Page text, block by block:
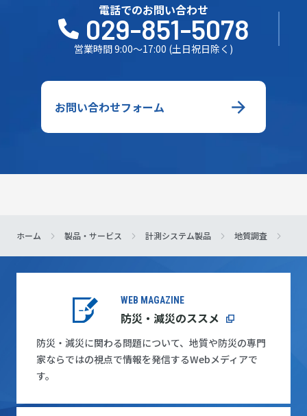
ホーム 製品・サービス 計測システム製品 地質調査
電話でのお問い合わせ
029-851-5078
営業時間 9:00～17:00 (土日祝日除く)
お問い合わせフォーム
WEB MAGAZINE
防災・減災のススメ
防災・減災に関わる問題について、地質や防災の専門
家ならではの視点で情報を発信するWebメディアで
す。